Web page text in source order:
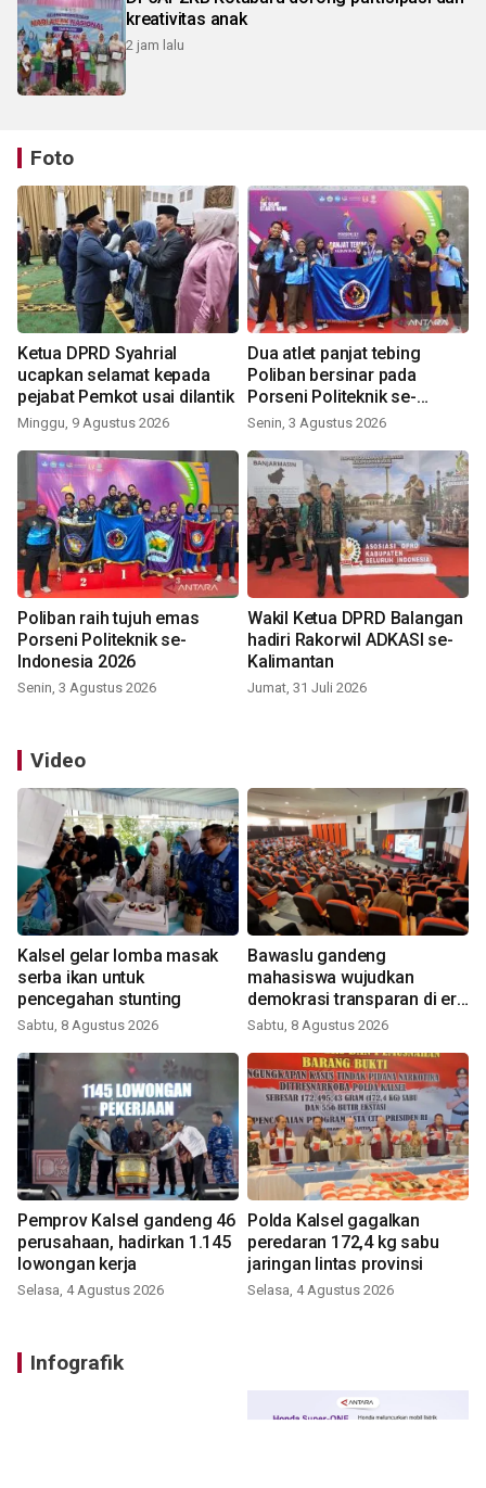
kreativitas anak
2 jam lalu
Foto
Ketua DPRD Syahrial
ucapkan selamat kepada
pejabat Pemkot usai dilantik
Minggu, 9 Agustus 2026
Dua atlet panjat tebing
Poliban bersinar pada
Porseni Politeknik se-
Indonesia 2026
Senin, 3 Agustus 2026
Poliban raih tujuh emas
Porseni Politeknik se-
Indonesia 2026
Senin, 3 Agustus 2026
Wakil Ketua DPRD Balangan
hadiri Rakorwil ADKASI se-
Kalimantan
Jumat, 31 Juli 2026
Video
Kalsel gelar lomba masak
serba ikan untuk
pencegahan stunting
Sabtu, 8 Agustus 2026
Bawaslu gandeng
mahasiswa wujudkan
demokrasi transparan di era
digital
Sabtu, 8 Agustus 2026
Pemprov Kalsel gandeng 46
perusahaan, hadirkan 1.145
lowongan kerja
Selasa, 4 Agustus 2026
Polda Kalsel gagalkan
peredaran 172,4 kg sabu
jaringan lintas provinsi
Selasa, 4 Agustus 2026
Infografik